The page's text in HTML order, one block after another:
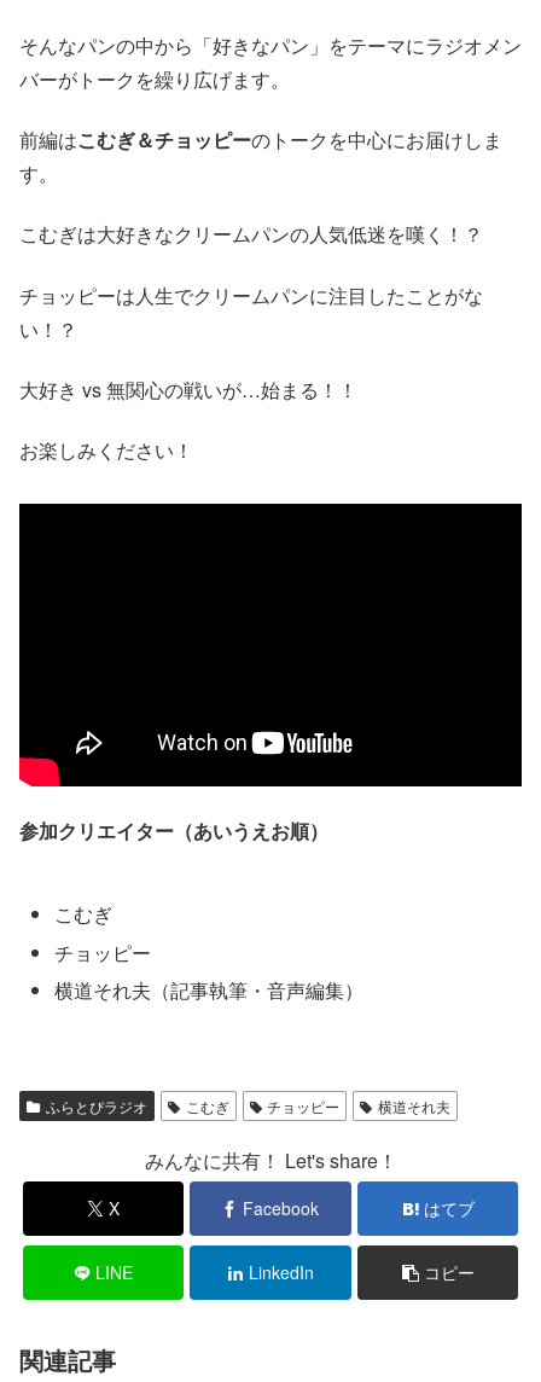
そんなパンの中から「好きなパン」をテーマにラジオメン
バーがトークを繰り広げます。
前編はこむぎ＆チョッピーのトークを中心にお届けしま
す。
こむぎは大好きなクリームパンの人気低迷を嘆く！？
チョッピーは人生でクリームパンに注目したことがな
い！？
大好き vs 無関心の戦いが…始まる！！
お楽しみください！
参加クリエイター（あいうえお順）
こむぎ
チョッピー
横道それ夫（記事執筆・音声編集）
ふらとぴラジオ こむぎ チョッピー 横道それ夫
みんなに共有！ Let's share！
X Facebook はてブ
LINE LinkedIn コピー
関連記事